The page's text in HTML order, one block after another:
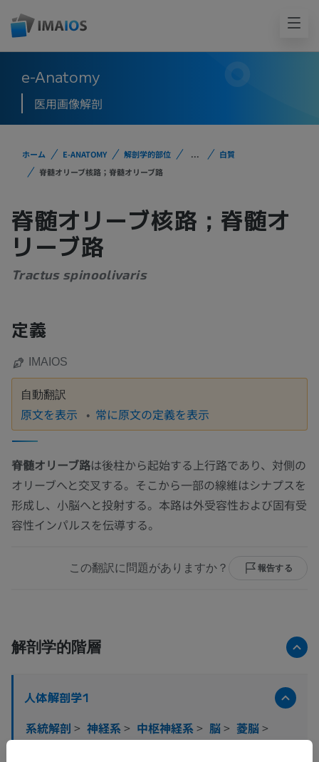
e-Anatomy
医用画像解剖
ホーム E-ANATOMY 解剖学的部位 ...
白質
脊髄オリーブ核路；脊髄オリーブ路
脊髄オリーブ核路；脊髄オ
リーブ路
Tractus spinoolivaris
定義
IMAIOS
自動翻訳
原文を表示 常に原文の定義を表示
脊髄オリーブ路は後柱から起始する上行路であり、対側の
オリーブへと交叉する。そこから一部の線維はシナプスを
形成し、小脳へと投射する。本路は外受容性および固有受
容性インパルスを伝導する。
この翻訳に問題がありますか？ 報告する
解剖学的階層
人体解剖学1
系統解剖 > 神経系> 中枢神経系> 脳> 菱脳>